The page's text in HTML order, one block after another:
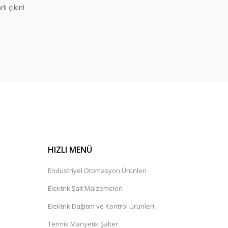
çıkın!
HIZLI MENÜ
Endüstriyel Otomasyon Ürünleri
Elektrik Şalt Malzemeleri
Elektrik Dağıtım ve Kontrol Ürünleri
Termik Manyetik Şalter